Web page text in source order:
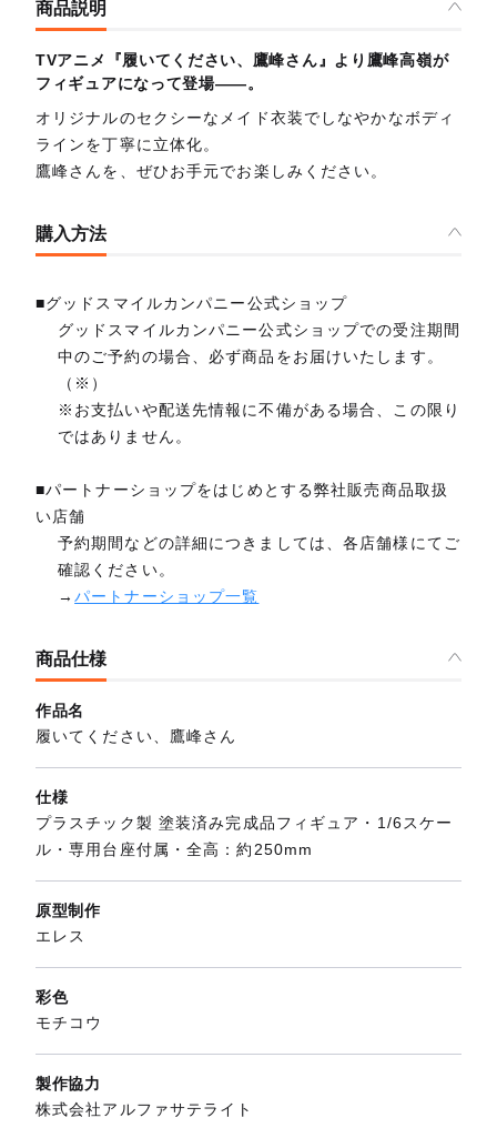
商品説明
TVアニメ『履いてください、鷹峰さん』より鷹峰高嶺が
フィギュアになって登場――。
オリジナルのセクシーなメイド衣装でしなやかなボディ
ラインを丁寧に立体化。
鷹峰さんを、ぜひお手元でお楽しみください。
購入方法
■グッドスマイルカンパニー公式ショップ
グッドスマイルカンパニー公式ショップでの受注期間
中のご予約の場合、必ず商品をお届けいたします。
（※）
※お支払いや配送先情報に不備がある場合、この限り
ではありません。
■パートナーショップをはじめとする弊社販売商品取扱
い店舗
予約期間などの詳細につきましては、各店舗様にてご
確認ください。
→パートナーショップ一覧
商品仕様
作品名
履いてください、鷹峰さん
仕様
プラスチック製 塗装済み完成品フィギュア・1/6スケー
ル・専用台座付属・全高：約250mm
原型制作
エレス
彩色
モチコウ
製作協力
株式会社アルファサテライト